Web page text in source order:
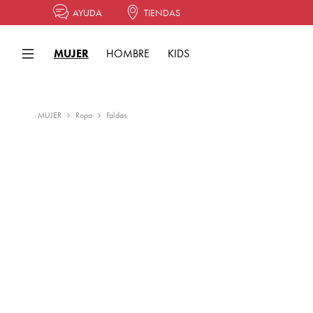
AYUDA TIENDAS
MUJER HOMBRE KIDS
MUJER Ropa Faldas